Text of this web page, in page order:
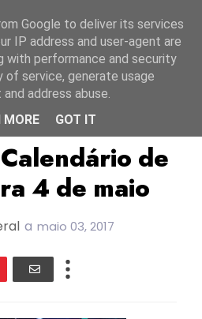
de
4 de maio
a maio 03, 2017
Google to deliver its services
IP address and user-agent are
with performance and security
service, generate usage
address abuse.
MORE
GOT IT